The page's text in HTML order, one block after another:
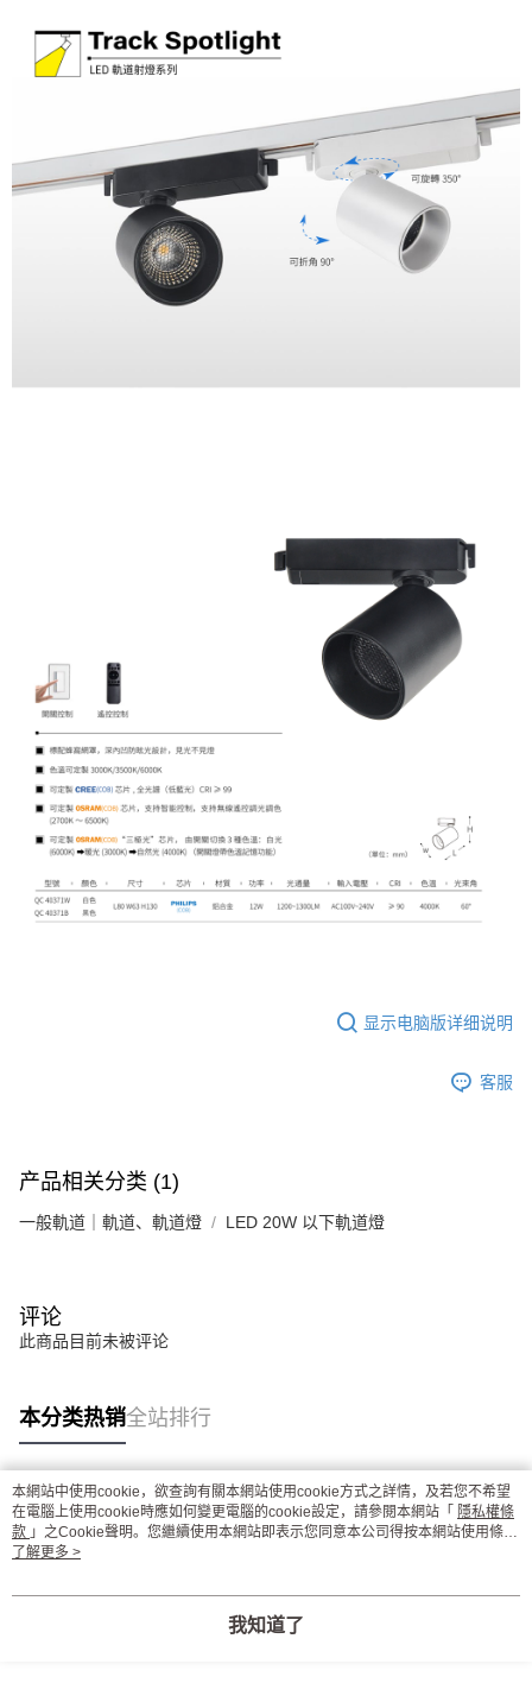
显示电脑版详细说明
客服
产品相关分类 (1)
一般軌道｜軌道、軌道燈 LED 20W 以下軌道燈
评论
此商品目前未被评论
本分类热销全站排行
热门标签
本網站中使用cookie，欲查詢有關本網站使用cookie方式之詳情，及若您不希望
在電腦上使用cookie時應如何變更電腦的cookie設定，請參閱本網站「 隱私權條
款 」之Cookie聲明。您繼續使用本網站即表示您同意本公司得按本網站使用條款
之Cookie聲明使用cookie。
了解更多 >
我知道了